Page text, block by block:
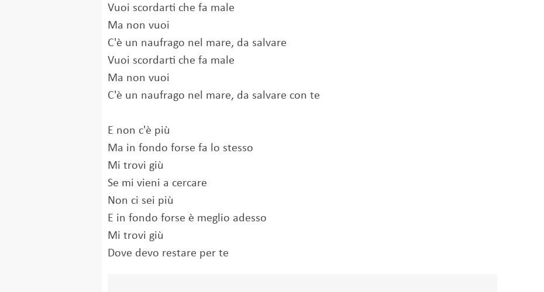
Vuoi scordarti che fa male
Ma non vuoi
C'è un naufrago nel mare, da salvare
Vuoi scordarti che fa male
Ma non vuoi
C'è un naufrago nel mare, da salvare con te
E non c'è più
Ma in fondo forse fa lo stesso
Mi trovi giù
Se mi vieni a cercare
Non ci sei più
E in fondo forse è meglio adesso
Mi trovi giù
Dove devo restare per te